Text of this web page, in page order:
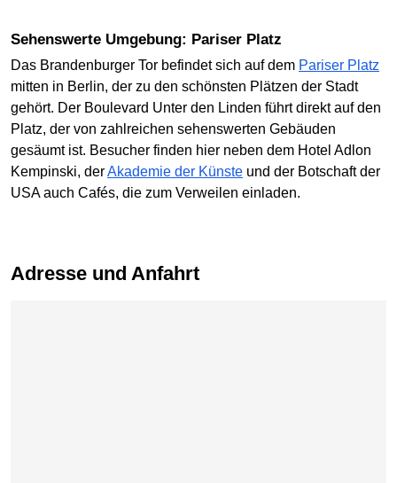
Sehenswerte Umgebung: Pariser Platz
Das Brandenburger Tor befindet sich auf dem Pariser Platz
mitten in Berlin, der zu den schönsten Plätzen der Stadt
gehört. Der Boulevard Unter den Linden führt direkt auf den
Platz, der von zahlreichen sehenswerten Gebäuden
gesäumt ist. Besucher finden hier neben dem Hotel Adlon
Kempinski, derAkademie der Künste und der Botschaft der
USA auch Cafés, die zum Verweilen einladen.
Adresse und Anfahrt